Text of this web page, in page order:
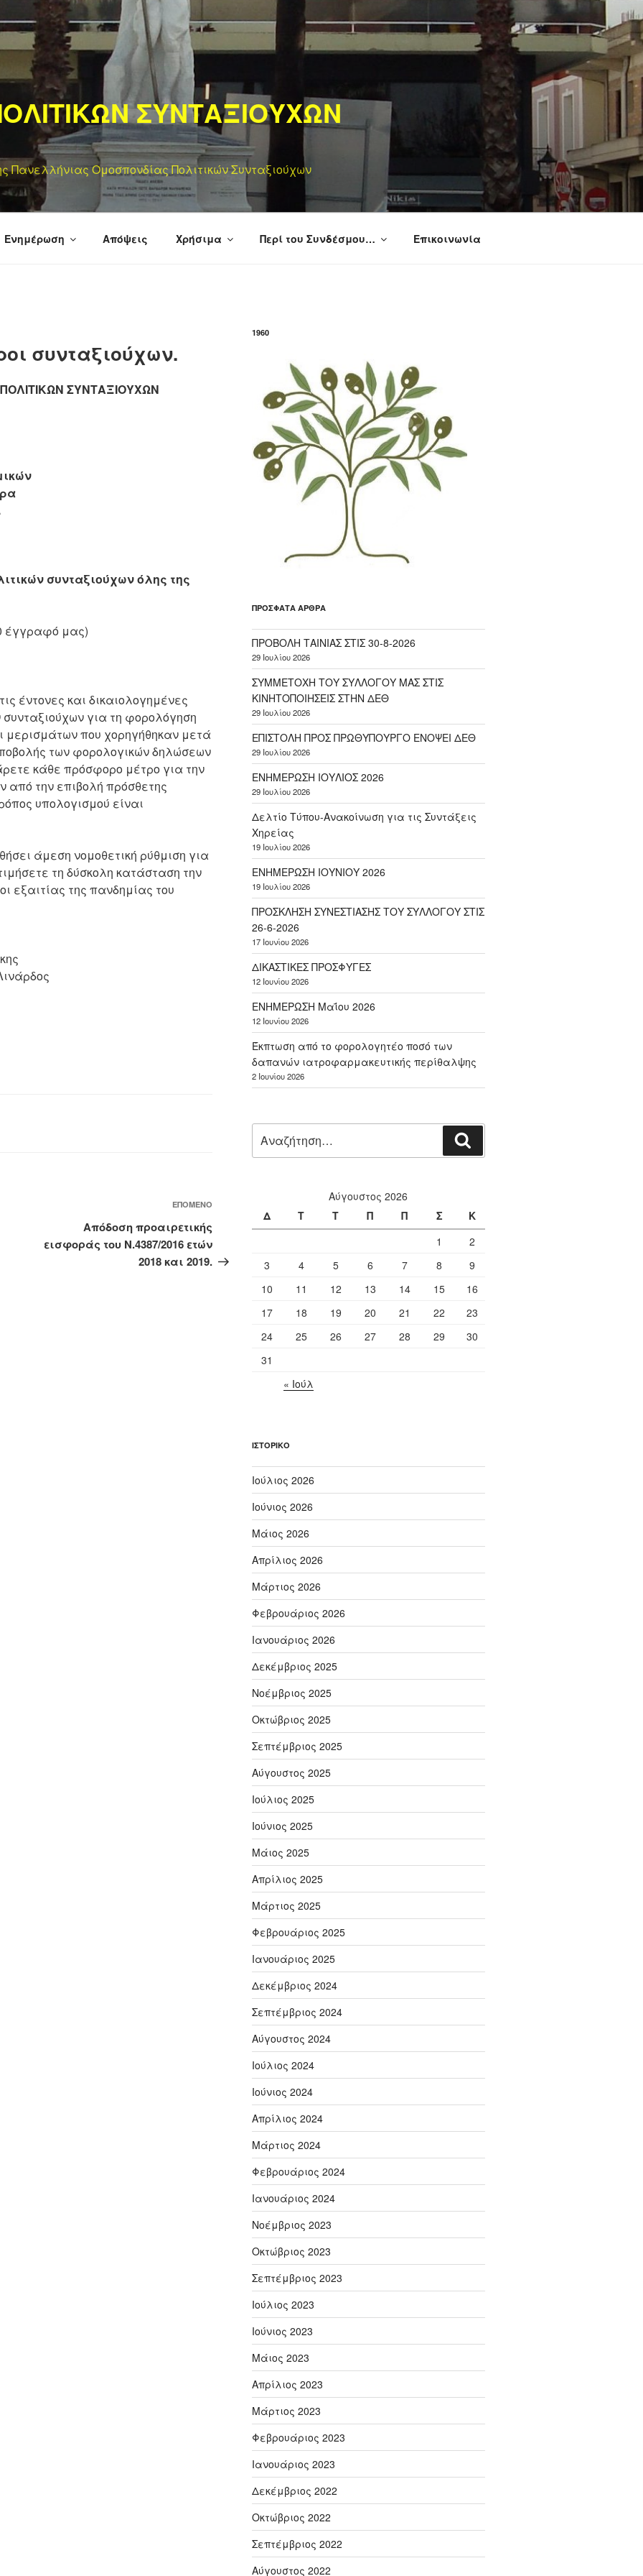
ΣΥΝΤΑΞΙΟΥΧΩΝ
Πανελλήνιας Ομοσπονδίας Πολιτικών Συνταξιούχων
Ενημέρωση Απόψεις Χρήσιμα Περί του Συνδέσμου… Επικοινωνία
συνταξιούχων.
ΠΟΛΙΤΙΚΩΝ ΣΥΝΤΑΞΙΟΥΧΩΝ
συνταξιούχων όλης της
έγγραφό μας)
έντονες και δικαιολογημένες
για τη φορολόγηση
μερισμάτων που χορηγήθηκαν μετά
των φορολογικών δηλώσεων
κάθε πρόσφορο μέτρο για την
την επιβολή πρόσθετης
υπολογισμού είναι
άμεση νομοθετική ρύθμιση για
τη δύσκολη κατάσταση την
εξαιτίας της πανδημίας του
ΕΠΌΜΕΝΟ
Απόδοση προαιρετικής
εισφοράς του Ν.4387/2016 ετών
2018 και 2019.
1960
ΠΡΌΣΦΑΤΑ ΆΡΘΡΑ
ΠΡΟΒΟΛΗ ΤΑΙΝΙΑΣ ΣΤΙΣ 30-8-2026
29 Ιουλίου 2026
ΣΥΜΜΕΤΟΧΗ ΤΟΥ ΣΥΛΛΟΓΟΥ ΜΑΣ ΣΤΙΣ
ΚΙΝΗΤΟΠΟΙΗΣΕΙΣ ΣΤΗΝ ΔΕΘ
29 Ιουλίου 2026
ΕΠΙΣΤΟΛΗ ΠΡΟΣ ΠΡΩΘΥΠΟΥΡΓΟ ΕΝΟΨΕΙ ΔΕΘ
29 Ιουλίου 2026
ΕΝΗΜΕΡΩΣΗ ΙΟΥΛΙΟΣ 2026
29 Ιουλίου 2026
Δελτίο Τύπου-Ανακοίνωση για τις Συντάξεις
Χηρείας
19 Ιουλίου 2026
ΕΝΗΜΕΡΩΣΗ ΙΟΥΝΙΟΥ 2026
19 Ιουλίου 2026
ΠΡΟΣΚΛΗΣΗ ΣΥΝΕΣΤΙΑΣΗΣ ΤΟΥ ΣΥΛΛΟΓΟΥ ΣΤΙΣ
26-6-2026
17 Ιουνίου 2026
ΔΙΚΑΣΤΙΚΕΣ ΠΡΟΣΦΥΓΕΣ
12 Ιουνίου 2026
ΕΝΗΜΕΡΩΣΗ Μαΐου 2026
12 Ιουνίου 2026
Έκπτωση από το φορολογητέο ποσό των
δαπανών ιατροφαρμακευτικής περίθαλψης
2 Ιουνίου 2026
για:
Αύγουστος 2026
Δ
Τ Τ Π Π Σ
Κ
1
2
3
4 5 6 7 8
9
10
11 12 13 14 15
16
17
18 19 20 21 22
23
24
25 26 27 28 29
30
31
« Ιούλ
ΙΣΤΟΡΙΚΌ
Ιούλιος 2026
Ιούνιος 2026
Μάιος 2026
Απρίλιος 2026
Μάρτιος 2026
Φεβρουάριος 2026
Ιανουάριος 2026
Δεκέμβριος 2025
Νοέμβριος 2025
Οκτώβριος 2025
Σεπτέμβριος 2025
Αύγουστος 2025
Ιούλιος 2025
Ιούνιος 2025
Μάιος 2025
Απρίλιος 2025
Μάρτιος 2025
Φεβρουάριος 2025
Ιανουάριος 2025
Δεκέμβριος 2024
Σεπτέμβριος 2024
Αύγουστος 2024
Ιούλιος 2024
Ιούνιος 2024
Απρίλιος 2024
Μάρτιος 2024
Φεβρουάριος 2024
Ιανουάριος 2024
Νοέμβριος 2023
Οκτώβριος 2023
Σεπτέμβριος 2023
Ιούλιος 2023
Ιούνιος 2023
Μάιος 2023
Απρίλιος 2023
Μάρτιος 2023
Φεβρουάριος 2023
Ιανουάριος 2023
Δεκέμβριος 2022
Οκτώβριος 2022
Σεπτέμβριος 2022
Αύγουστος 2022